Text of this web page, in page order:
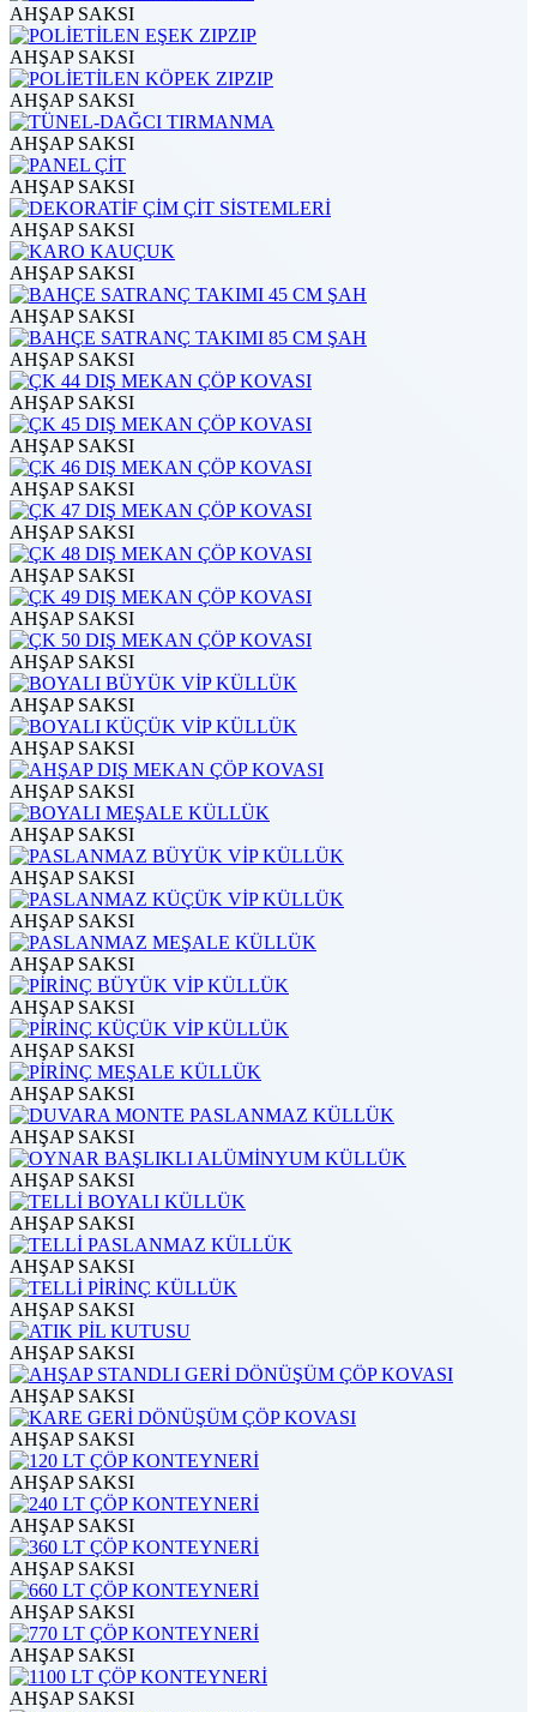
AHŞAP SAKSI
AHŞAP SAKSI
AHŞAP SAKSI
AHŞAP SAKSI
AHŞAP SAKSI
AHŞAP SAKSI
AHŞAP SAKSI
AHŞAP SAKSI
AHŞAP SAKSI
AHŞAP SAKSI
AHŞAP SAKSI
AHŞAP SAKSI
AHŞAP SAKSI
AHŞAP SAKSI
AHŞAP SAKSI
AHŞAP SAKSI
AHŞAP SAKSI
AHŞAP SAKSI
AHŞAP SAKSI
AHŞAP SAKSI
AHŞAP SAKSI
AHŞAP SAKSI
AHŞAP SAKSI
AHŞAP SAKSI
AHŞAP SAKSI
AHŞAP SAKSI
AHŞAP SAKSI
AHŞAP SAKSI
AHŞAP SAKSI
AHŞAP SAKSI
AHŞAP SAKSI
AHŞAP SAKSI
AHŞAP SAKSI
AHŞAP SAKSI
AHŞAP SAKSI
AHŞAP SAKSI
AHŞAP SAKSI
AHŞAP SAKSI
AHŞAP SAKSI
AHŞAP SAKSI